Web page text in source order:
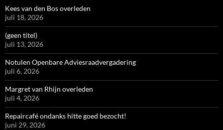
Kees van den Bos overleden
juli 18, 2026
(geen titel)
juli 13, 2026
Notulen Openbare Adviesraadvergadering
juli 6, 2026
Margret van Rhijn overleden
juli 4, 2026
Repaircafé ondanks hitte goed bezocht!
juni 29, 2026